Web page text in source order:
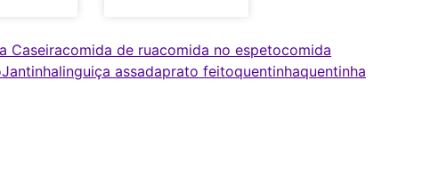
Caseiracomida de ruacomida no espetocomida
Jantinhalinguiça assadaprato feitoquentinhaquentinha